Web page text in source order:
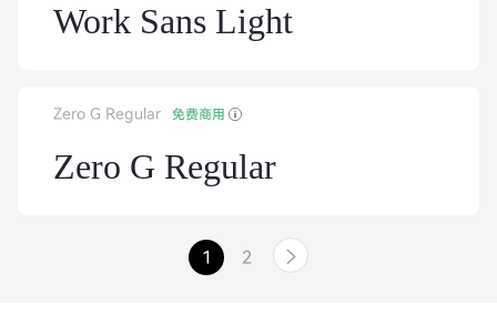
Work Sans Light
Zero G Regular 免费商用
Zero G Regular
1 2 